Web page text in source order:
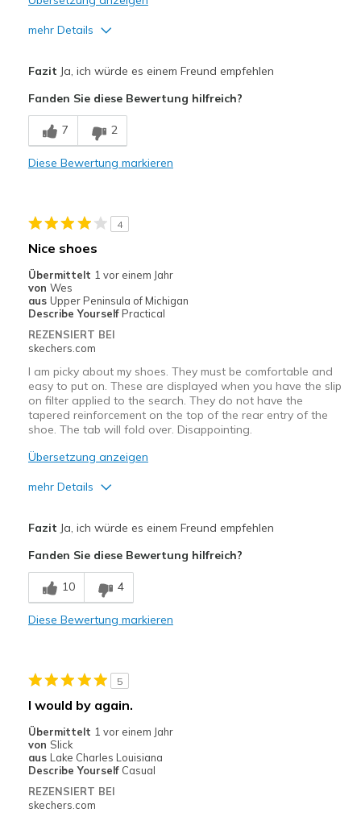
mehr Details
Breathe Well
Comfortable
Geeignete Verwendung
Going Out
Sizing
Feels true to size
View On Shoes
Shoes are for Wearing
Fazit Ja, ich würde es einem Freund empfehlen
Fanden Sie diese Bewertung hilfreich?
7 2
Diese Bewertung markieren
4
Nice shoes
Übermittelt 1 vor einem Jahr
von Wes
aus Upper Peninsula of Michigan
Describe Yourself Practical
REZENSIERT BEI
skechers.com
I am picky about my shoes. They must be comfortable and
easy to put on. These are displayed when you have the slip
on filter applied to the search. They do not have the
tapered reinforcement on the top of the rear entry of the
shoe. The tab will fold over. Disappointing.
Übersetzung anzeigen
mehr Details
Comfortable
Nachteile
Not true slip ons
Casual Wear
Width
Sizing
View On Shoes
Shoes are for Wearing
Fazit Ja, ich würde es einem Freund empfehlen
Fanden Sie diese Bewertung hilfreich?
10 4
Diese Bewertung markieren
5
I would by again.
Übermittelt 1 vor einem Jahr
von Slick
aus Lake Charles Louisiana
Describe Yourself Casual
REZENSIERT BEI
skechers.com